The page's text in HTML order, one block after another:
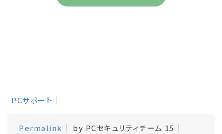
PCサポート
Permalink
by PCセキュリティチーム 15